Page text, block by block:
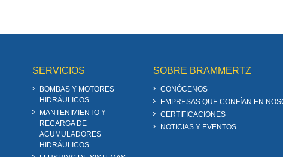
SERVICIOS
BOMBAS Y MOTORES
HIDRÁULICOS
MANTENIMIENTO Y
RECARGA DE
ACUMULADORES
HIDRÁULICOS
SOBRE BRAMMERTZ
CONÓCENOS
EMPRESAS QUE CONFÍAN EN
CERTIFICACIONES
NOTICIAS Y EVENTOS